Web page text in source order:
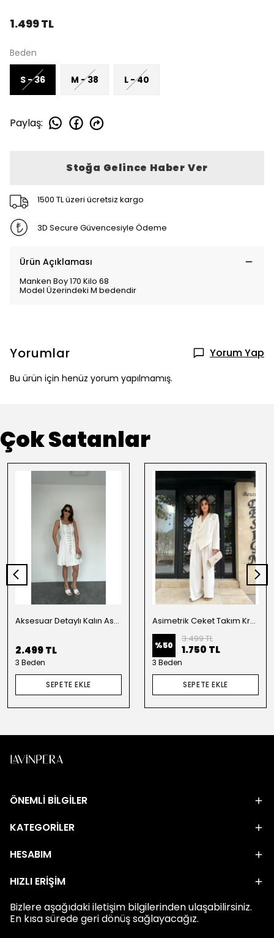
1.499 TL
Beden
S - 36 M - 38 L - 40
Paylaş:
Stoğa Gelince Haber Ver
1500 TL üzeri ücretsiz kargo
3D Secure Güvencesiyle Ödeme
Ürün Açıklaması
Manken Boy 170 Kilo 68
Model Üzerindeki M bedendir
Yorumlar Yorum Yap
Bu ürün için henüz yorum yapılmamış.
Çok Satanlar
Aksesuar Detaylı Kalın Askılı Elbise Beyaz
2.499 TL
3 Beden
SEPETE EKLE
Asimetrik Ceket Takım Krem
%50
3.499 TL
1.750 TL
3 Beden
SEPETE EKLE
ÖNEMLİ BİLGİLER
KATEGORİLER
HESABIM
HIZLI ERİŞİM
Bizlere aşağıdaki iletişim bilgilerinden ulaşabilirsiniz.
En kısa sürede geri dönüş sağlayacağız.